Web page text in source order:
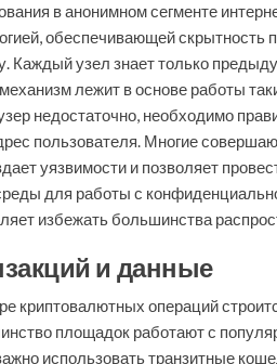
в анонимном сегменте
обеспечивающей скрытность
Каждый узел знает только
лежит в основе работы
недостаточно, необходимо
пользователя. Многие
уязвимости и позволяет
для работы с
избежать большинства
и данные
криптовалютных операций
площадок работают с
использовать транзитные